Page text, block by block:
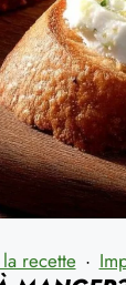
recette ·